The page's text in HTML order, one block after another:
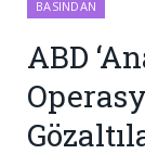
BASINDAN
ABD